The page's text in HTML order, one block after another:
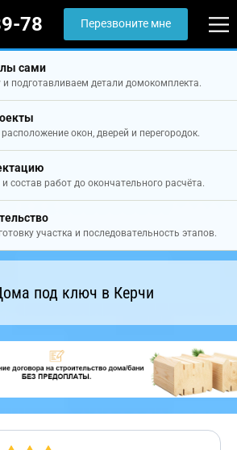
78 Перезвоните мне
сами
подготавливаем детали домокомплекта.
окон, дверей и перегородок.
состав работ до окончательного расчёта.
участка и последовательность этапов.
под ключ в Керчи